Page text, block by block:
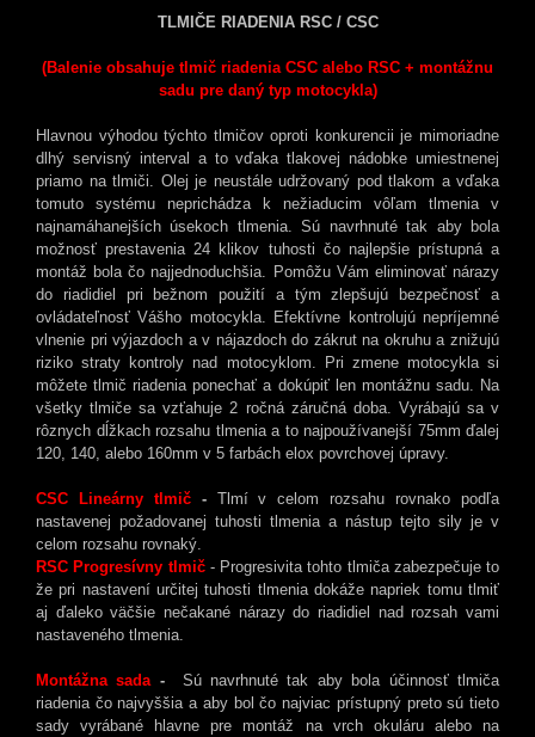
TLMIČE RIADENIA RSC / CSC
(Balenie obsahuje tlmič riadenia CSC alebo RSC + montážnu
sadu pre daný typ motocykla)
Hlavnou výhodou týchto tlmičov oproti konkurencii je mimoriadne
dlhý servisný interval a to vďaka tlakovej nádobke umiestnenej
priamo na tlmiči. Olej je neustále udržovaný pod tlakom a vďaka
tomuto systému neprichádza k nežiaducim vôľam tlmenia v
najnamáhanejších úsekoch tlmenia. Sú navrhnuté tak aby bola
možnosť prestavenia 24 klikov tuhosti čo najlepšie prístupná a
montáž bola čo najjednoduchšia. Pomôžu Vám eliminovať nárazy
do riadidiel pri bežnom použití a tým zlepšujú bezpečnosť a
ovládateľnosť Vášho motocykla. Efektívne kontrolujú nepríjemné
vlnenie pri výjazdoch a v nájazdoch do zákrut na okruhu a znižujú
riziko straty kontroly nad motocyklom. Pri zmene motocykla si
môžete tlmič riadenia ponechať a dokúpiť len montážnu sadu. Na
všetky tlmiče sa vzťahuje 2 ročná záručná doba. Vyrábajú sa v
rôznych dĺžkach rozsahu tlmenia a to najpoužívanejší 75mm ďalej
120, 140, alebo 160mm v 5 farbách elox povrchovej úpravy.
CSC Lineárny tlmič-Tlmí v celom rozsahu rovnako podľa
nastavenej požadovanej tuhosti tlmenia a nástup tejto sily je v
celom rozsahu rovnaký.
RSC Progresívny tlmič - Progresivita tohto tlmiča zabezpečuje to
že pri nastavení určitej tuhosti tlmenia dokáže napriek tomu tlmiť
aj ďaleko väčšie nečakané nárazy do riadidiel nad rozsah vami
nastaveného tlmenia.
Montážna sada - Sú navrhnuté tak aby bola účinnosť tlmiča
riadenia čo najvyššia a aby bol čo najviac prístupný preto sú tieto
sady vyrábané hlavne pre montáž na vrch okuláru alebo na